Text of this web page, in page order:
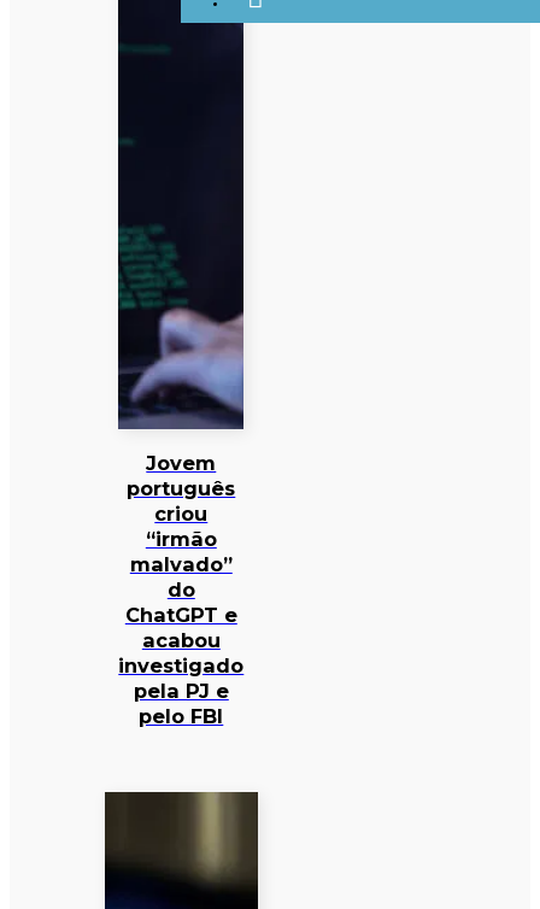
Jovem
português
criou
“irmão
malvado”
do
ChatGPT e
acabou
investigado
pela PJ e
pelo FBI